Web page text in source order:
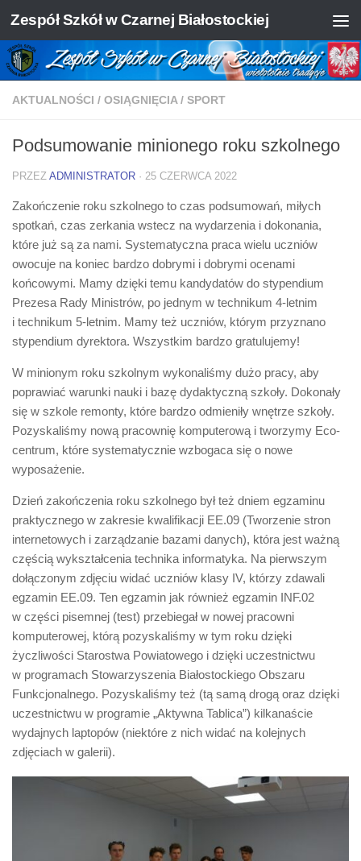
Skip to content
Zespół Szkół w Czarnej Białostockiej
AKTUALNOŚCI / OSIĄGNIĘCIA / SPORT
Podsumowanie minionego roku szkolnego
PRZEZ ADMINISTRATOR · 25 CZERWCA 2022
Zakończenie roku szkolnego to czas podsumowań, miłych
spotkań, czas zerkania wstecz na wydarzenia i dokonania,
które już są za nami. Systematyczna praca wielu uczniów
owocuje na koniec bardzo dobrymi i dobrymi ocenami
końcowymi. Mamy dzięki temu kandydatów do stypendium
Prezesa Rady Ministrów, po jednym w technikum 4-letnim
i technikum 5-letnim. Mamy też uczniów, którym przyznano
stypendium dyrektora. Wszystkim bardzo gratulujemy!
W minionym roku szkolnym wykonaliśmy dużo pracy, aby
poprawiać warunki nauki i bazę dydaktyczną szkoły. Dokonały
się w szkole remonty, które bardzo odmieniły wnętrze szkoły.
Pozyskaliśmy nową pracownię komputerową i tworzymy Eco-
centrum, które systematycznie wzbogaca się o nowe
wyposażenie.
Dzień zakończenia roku szkolnego był też dniem egzaminu
praktycznego w zakresie kwalifikacji EE.09 (Tworzenie stron
internetowych i zarządzanie bazami danych), która jest ważną
częścią wykształcenia technika informatyka. Na pierwszym
dołączonym zdjęciu widać uczniów klasy IV, którzy zdawali
egzamin EE.09. Ten egzamin jak również egzamin INF.02
w części pisemnej (test) przebiegał w nowej pracowni
komputerowej, którą pozyskaliśmy w tym roku dzięki
życzliwości Starostwa Powiatowego i dzięki uczestnictwu
w programach Stowarzyszenia Białostockiego Obszaru
Funkcjonalnego. Pozyskaliśmy też (tą samą drogą oraz dzięki
uczestnictwu w programie „Aktywna Tablica”) kilkanaście
wydajnych laptopów (niektóre z nich widać na kolejnych
zdjęciach w galerii).